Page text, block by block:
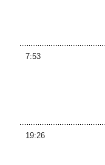
7:53
19:26